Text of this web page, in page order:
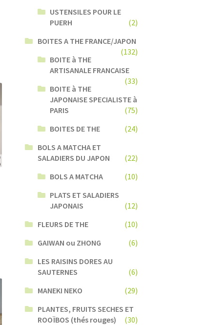
USTENSILES POUR LE
PUERH
(2)
BOITES A THE FRANCE/JAPON
(132)
BOITE à THE
ARTISANALE FRANCAISE
(33)
BOITE à THE
JAPONAISE SPECIALISTE à
PARIS
(75)
BOITES DE THE
(24)
BOLS A MATCHA ET
SALADIERS DU JAPON
(22)
BOLS A MATCHA
(10)
PLATS ET SALADIERS
JAPONAIS
(12)
FLEURS DE THE
(10)
GAIWAN ou ZHONG
(6)
LES RAISINS DORES AU
SAUTERNES
(6)
MANEKI NEKO
(29)
PLANTES, FRUITS SECHES ET
ROOÏBOS (thés rouges)
(30)